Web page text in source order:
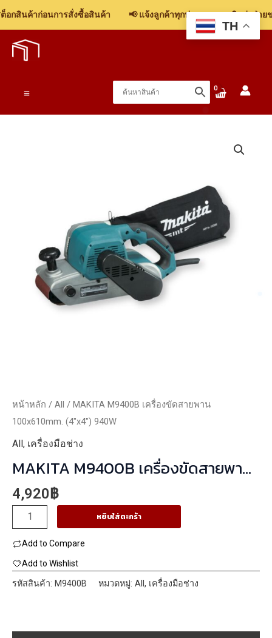
กสินค้าก่อนการสั่งซื้อสินค้า 📢 แจ้งลูกค้าทุกท่าน: รบกวนติดต่อฝ่าย
หน้าหลัก / All / MAKITA M9400B เครื่องขัดสายพาน
100x610mm. (4″x4″) 940W
All, เครื่องมือช่าง
MAKITA M9400B เครื่องขัดสายพาน
100x610mm. (4″x4″) 940W
4,920฿
จำนวน
MAKITA
M9400B
เครื่อง
ขัด
(4"x4")
หยิบใส่ตะกร้า
Add to Compare
Add to Wishlist
รหัสสินค้า: M9400B หมวดหมู่: All , เครื่องมือช่าง
TH
ขัด
สายพาน
(4"x4")